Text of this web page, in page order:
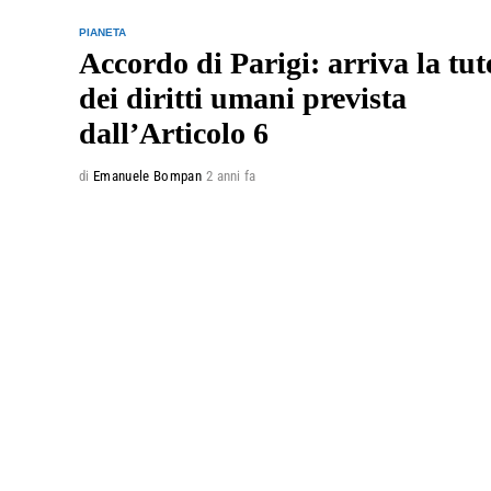
PIANETA
Accordo di Parigi: arriva la
dei diritti umani prevista
dall’Articolo 6
di Emanuele Bompan 2 anni fa